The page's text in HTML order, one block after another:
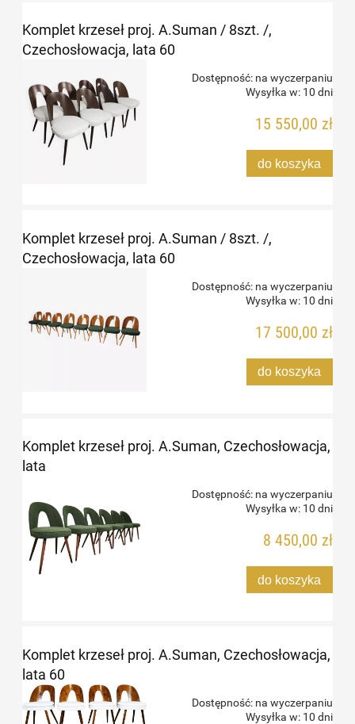
Komplet krzeseł proj. A.Suman / 8szt. /,
Czechosłowacja, lata 60
Dostępność: na wyczerpaniu
Wysyłka w: 10 dni
15 550,00 zł
do koszyka
Komplet krzeseł proj. A.Suman / 8szt. /,
Czechosłowacja, lata 60
Dostępność: na wyczerpaniu
Wysyłka w: 10 dni
17 500,00 zł
do koszyka
Komplet krzeseł proj. A.Suman, Czechosłowacja,
lata
Dostępność: na wyczerpaniu
Wysyłka w: 10 dni
8 450,00 zł
do koszyka
Komplet krzeseł proj. A.Suman, Czechosłowacja,
lata 60
Dostępność: na wyczerpaniu
Wysyłka w: 10 dni